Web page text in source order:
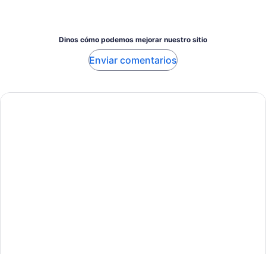
Dinos cómo podemos mejorar nuestro sitio
Enviar comentarios